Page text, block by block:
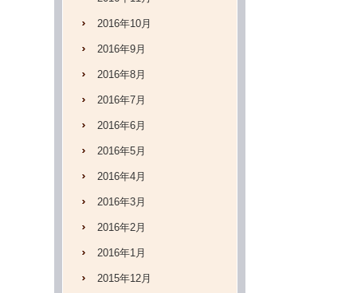
2016年10月
2016年9月
2016年8月
2016年7月
2016年6月
2016年5月
2016年4月
2016年3月
2016年2月
2016年1月
2015年12月